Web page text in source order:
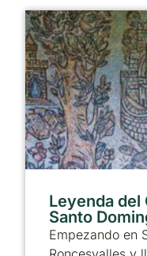
Leyenda del
Santo
Empezando en